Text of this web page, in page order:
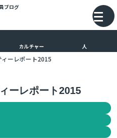
ブログ
カルチャー 人
ーレポート2015
ーレポート2015